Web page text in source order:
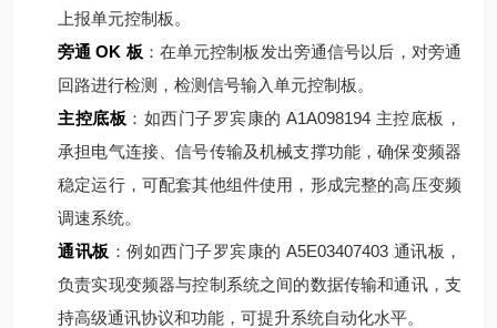
上报单元控制板。
旁通 OK 板 ：在单元控制板发出旁通信号以后，对旁通
回路进行检测，检测信号输入单元控制板。
主控底板 ：如西门子罗宾康的 A1A098194 主控底板，
承担电气连接、信号传输及机械支撑功能，确保变频器
稳定运行，可配套其他组件使用，形成完整的高压变频
调速系统。
通讯板 ：例如西门子罗宾康的 A5E03407403 通讯板，
负责实现变频器与控制系统之间的数据传输和通讯，支
持高级通讯协议和功能，可提升系统自动化水平。